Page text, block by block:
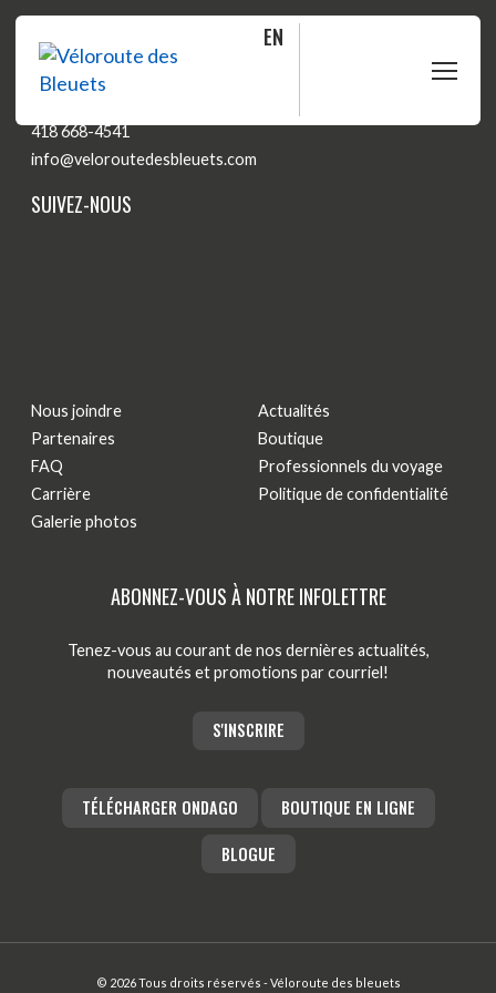
EN
PLANIFIER
ROULER
MOITIÉ-MOITIÉ
FAQ
Actualités
Nous joindre
CONTACTEZ-NOUS
418 668-4541
info@veloroutedesbleuets.com
SUIVEZ-NOUS
Nous joindre
Partenaires
FAQ
Carrière
Galerie photos
Actualités
Boutique
Professionnels du voyage
Politique de confidentialité
ABONNEZ-VOUS À NOTRE INFOLETTRE
Tenez-vous au courant de nos dernières actualités,
nouveautés et promotions par courriel!
S'INSCRIRE
TÉLÉCHARGER ONDAGO
BOUTIQUE EN LIGNE
BLOGUE
© 2026 Tous droits réservés - Véloroute des bleuets